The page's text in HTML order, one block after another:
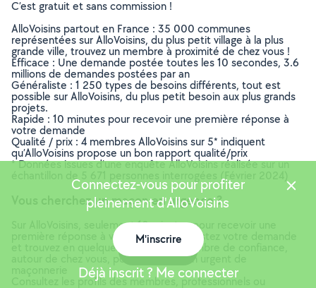
C’est gratuit et sans commission !
AlloVoisins partout en France : 35 000 communes
représentées sur AlloVoisins, du plus petit village à la plus
grande ville, trouvez un membre à proximité de chez vous !
Efficace : Une demande postée toutes les 10 secondes, 3.6
millions de demandes postées par an
Généraliste : 1 250 types de besoins différents, tout est
possible sur AlloVoisins, du plus petit besoin aux plus grands
projets.
Rapide : 10 minutes pour recevoir une première réponse à
votre demande
Qualité / prix : 4 membres AlloVoisins sur 5* indiquent
qu’AlloVoisins propose un bon rapport qualité/prix
* Données issues d’une enquête AlloVoisins réalisée sur un
échantillon de 5 671 personnes interrogées (Février 2024)
Vous cherchez un maçon en urgence ?
Sur AlloVoisins, seulement 10 minutes pour recevoir une
première réponse à votre demande. Postez votre demande
et trouvez en quelques minutes un membre de confiance,
autour de chez vous, pour votre besoin urgent de
Consultez les profils des membres, professionnels ou
Connectez-vous pour profiter
pleinement d'AlloVoisins
M'inscrire
Déjà inscrit ? Me connecter